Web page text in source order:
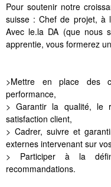
Pour soutenir notre
suisse : Chef de projet, à
Avec le.la DA (que nous
apprentie, vous formerez
>Mettre en place des
performance,
> Garantir la qualité, le
satisfaction client,
> Cadrer, suivre et
externes intervenant sur
> Participer à la
recommandations.